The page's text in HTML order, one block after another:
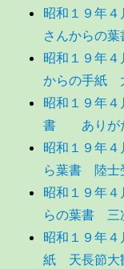
昭和１９年
さんからの葉
昭和１９年
からの手紙
昭和１９年
書 ありが
昭和１９年
ら葉書 陸士
昭和１９年
らの葉書 三
昭和１９年
紙 天長節大